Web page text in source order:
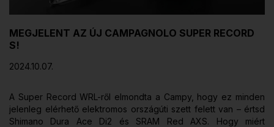
MEGJELENT AZ ÚJ CAMPAGNOLO SUPER RECORD
S!
2024.10.07.
A Super Record WRL-ről elmondta a Campy, hogy ez minden
jelenleg elérhető elektromos országúti szett felett van – értsd
Shimano Dura Ace Di2 és SRAM Red AXS. Hogy miért